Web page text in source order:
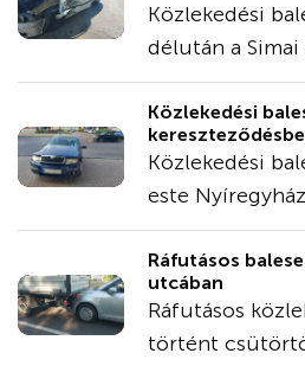
Közlekedési
délután a
Közlekedési
Közlekedési
este
Ráfutásos
utcában
Ráfutásos
történt